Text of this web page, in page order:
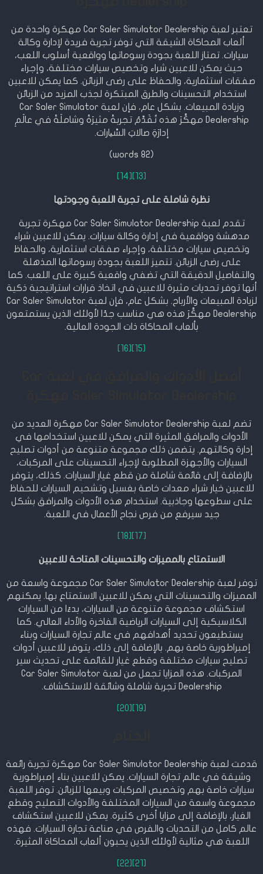
تعتبر لعبة Car Saler Simulator Dealership مهكرة واحدة من
ألعاب المحاكاة الشيقة التي توفر تجربة فريدة لإدارة وكالة
سيارات. تمتاز اللعبة بجودة رسوماتها وواقعية أسلوب اللعب،
حيث يمكن للاعبين شراء وتخصيص سيارات مختلفة، وإجراء
صفقات استثمارية، والحفاظ على رضى الزبائن. كما يمكن للاعبين
استخدام التحسينات والطرق المبتكرة لجذب المزيد من الزبائن
وزيادة المبيعات. بشكل عام، فإن لعبة Car Saler Simulator
Dealership مهكَّرَ هذه تُقَدِّمُ تجربةً مثيرَةً وشاملَةً في عالَمِ
إدارَةِ صالاتِ السِّیارات.
(82 words)
[13]
[14]
نظرة شاملة على تجربة اللعبة وجودتها
تقدم لعبة Car Saler Simulator Dealership مهكرة تجربة
مدهشة وواقعية في إدارة وكالة سيارات. يمكن للاعبين شراء
وتخصيص سيارات مختلفة، وإجراء صفقات استثمارية، والحفاظ
على رضى الزبائن. تتميز اللعبة بجودة رسوماتها المذهلة
والتفاصيل الدقيقة التي تضفي واقعية كبيرة على اللعب. كما
أنها توفر تحديات مثيرة للاعبين في اتخاذ قرارات استراتيجية ذكية
لزيادة المبيعات والأرباح. بشكل عام، فإن لعبة Car Saler Simulator
Dealership مهكَّرَ هذه هي مناسب جدًا لأولئك الذين يستمتعون
بألعاب المحاكاة ذات الجودة العالية.
[15]
[16]
تضم لعبة Car Saler Simulator Dealership مهكرة العديد من
الأدوات والمرافق المثيرة التي يمكن للاعبين استخدامها في
إدارة وكالتهم. يتضمن ذلك مجموعة متنوعة من أدوات تصليح
السيارات والأجهزة المطلوبة لإجراء التحسينات على المركبات،
بالإضافة إلى قائمة شاملة من قطع غيار السيارات. كذلك، يتوفر
للاعبين خيار شراء معدات خاصة بغسيل وتشحيم السيارات للحفاظ
على سطوعها وجاذبية. استخدام هذه الأدوات والمرافق بشكل
جيد سيرفع من فرص نجاح اﻷعمال في اللعبة.
[17]
[18]
الاستمتاع بالمميزات والتحسينات المتاحة للاعبين
توفر لعبة Car Saler Simulator Dealership مجموعة واسعة من
المميزات والتحسينات التي يمكن للاعبين الاستمتاع بها. يمكنهم
استكشاف مجموعة متنوعة من السيارات، بدءًا من السيارات
الكلاسيكية إلى السيارات الرياضية الفاخرة والأداء العالي. كما
يستطيعون تحديد أهدافهم في عالم تجارة السيارات وبناء
إمبراطورية خاصة بهم. بالإضافة إلى ذلك، يتوفر للاعبين أدوات
تصليح سيارات مختلفة وقطع غيار للقائمة على تحديث سير
المركبات. هذه المزايا تجعل من لعبة Car Saler Simulator
Dealership تجربة شاملة وشائقة للاستكشاف.
[19]
[20]
قدمت لعبة Car Saler Simulator Dealership مهكرة تجربة رائعة
وشيقة في عالم تجارة السيارات. يمكن للاعبين بناء إمبراطورية
سيارات خاصة بهم وتخصيص المركبات وبيعها للزبائن. توفر اللعبة
مجموعة واسعة من السيارات المختلفة والأدوات التصليح وقطع
الغيار، بالإضافة إلى مزايا أخرى كثيرة. يمكن للاعبين استكشاف
عالم كامل من التحديات والفرص في صناعة تجارة السيارات. فهذه
اللعبة هي مثالية لأولئك الذين يحبون ألعاب المحاكاة المثيرة.
[21]
[22]